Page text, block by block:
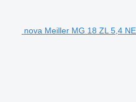
nova Meiller MG 18 ZL 5,4